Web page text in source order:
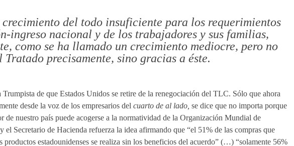
crecimiento del todo insuficiente para los requerimientos
ingreso nacional y de los trabajadores y sus familias,
como se ha llamado un crecimiento mediocre, pero no
precisamente, sino gracias a éste.
Trumpista de que Estados Unidos se retire de la renegociación del TLC. Sólo que ahora
desde la voz de los empresarios del cuarto de al lado, se dice que no importa porque
de nuestro país puede acogerse a la normatividad de la Organización Mundial de
Secretario de Hacienda refuerza la idea afirmando que “el 51% de las compras que
productos estadounidenses se realiza sin los beneficios del acuerdo” (…) “solamente 56%